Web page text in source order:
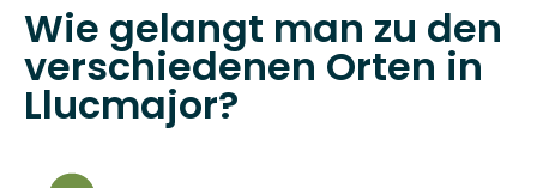
Wie gelangt man zu den
verschiedenen Orten in
Llucmajor?